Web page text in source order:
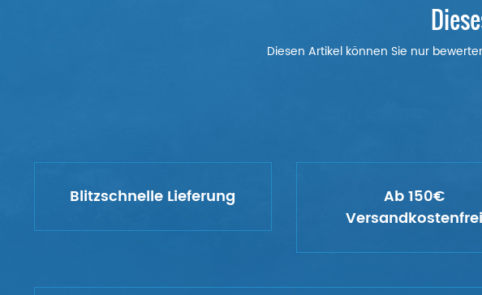
Diesen Artikel können Sie nur
Blitzschnelle Lieferung
Ab 150€
Versandkostenfrei